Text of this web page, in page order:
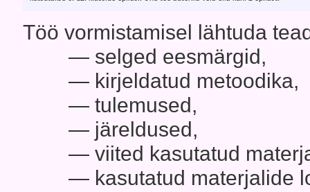
Töö vormistamisel lähtuda
— selged eesmärgid,
— kirjeldatud metoodika,
— tulemused,
— järeldused,
— viited kasutatud
— kasutatud materjalide